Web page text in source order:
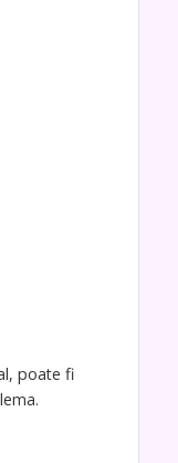
poate fi